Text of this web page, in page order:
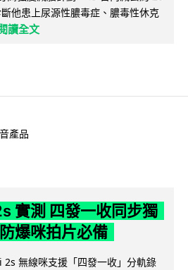
他患上尿源性膿毒症、膿毒性休克
閱讀全文
產品
實測 四發一收同步獨
爆咪拍片必備
無線咪支援「四發一收」分軌錄